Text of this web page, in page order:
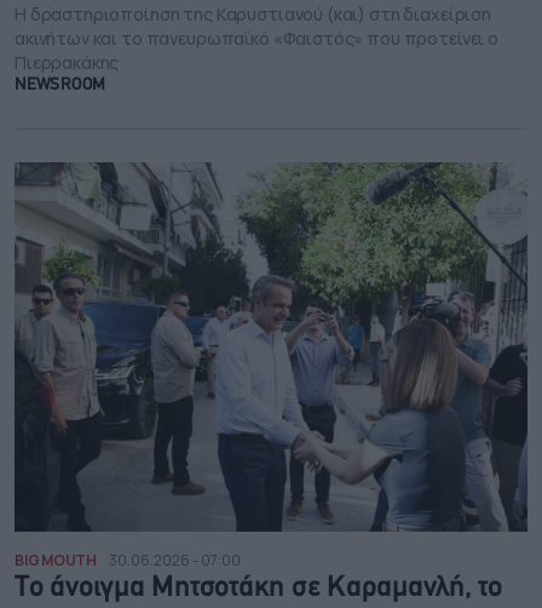
Η δραστηριοποίηση της Καρυστιανού (και) στη διαχείριση
ακινήτων και το πανευρωπαϊκό «Φαιστός» που προτείνει ο
Πιερρακάκης
NEWSROOM
BIG MOUTH 30.06.2026 - 07:00
Το άνοιγμα Μητσοτάκη σε Καραμανλή, το